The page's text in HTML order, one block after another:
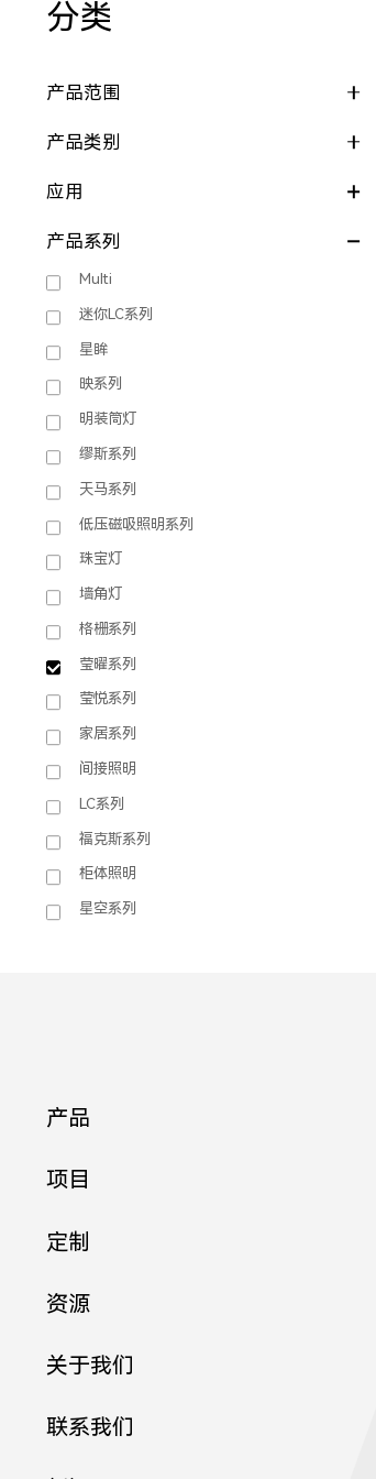
分类
产品范围
产品类别
应用
产品系列
Multi
迷你LC系列
星眸
映系列
明装筒灯
缪斯系列
天马系列
低压磁吸照明系列
珠宝灯
墙角灯
格栅系列
莹曜系列
莹悦系列
家居系列
间接照明
LC系列
福克斯系列
柜体照明
星空系列
产品
项目
定制
资源
关于我们
联系我们